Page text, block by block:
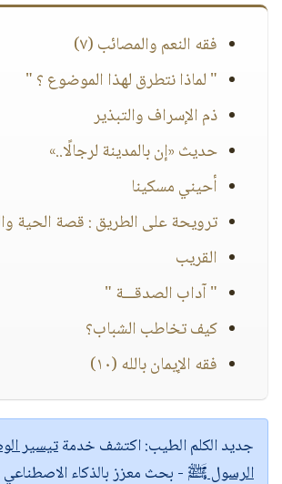
فقه النعم والمصائب (٧)
" لماذا نتطرق لهذا الموضوع ؟ "
ذم الإسراف والتبذير
حديث «إن بالمدينة لرجالًا..»
أحيني مسكينا
ترويحة على الطريق : قصة الحية
القريب
" آداب الصدقـــة "
كيف تخاطب الشباب؟
فقه الإيمان بالله (١٠)
جديد الكلم الطيب:اكتشف خدمةتيسير
الرسول ﷺ - بحث معزز بالذكاء